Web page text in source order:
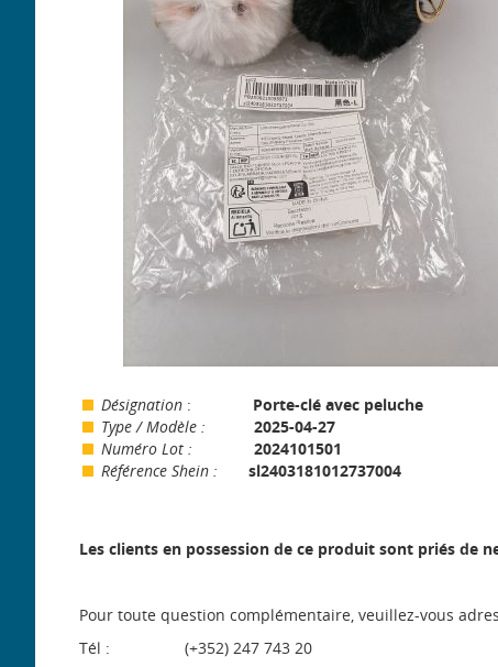
Désignation: Porte-clé avec peluche
Type / Modèle : 2025-04-27
Numéro Lot : 2024101501
Référence Shein : sl2403181012737004
Les clients en possession de ce produit sont priés de
Pour toute question complémentaire, veuillez-vous
Tél : (+352) 247 743 20